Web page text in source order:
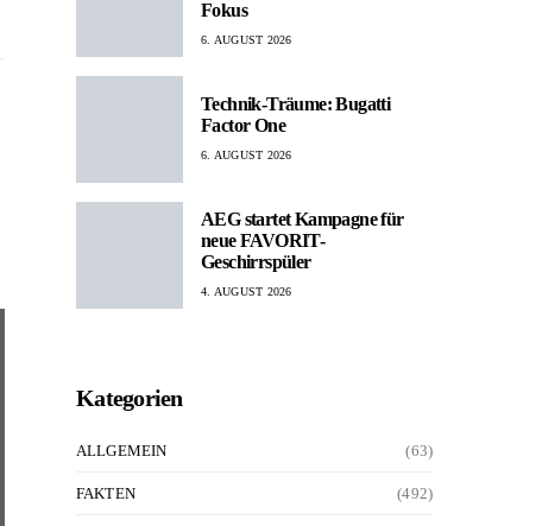
Fokus
6. AUGUST 2026
Technik-Träume: Bugatti
Factor One
6. AUGUST 2026
AEG startet Kampagne für
neue FAVORIT-
Geschirrspüler
4. AUGUST 2026
Kategorien
ALLGEMEIN (63)
FAKTEN (492)